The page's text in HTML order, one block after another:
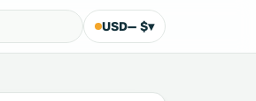
USD— $▾